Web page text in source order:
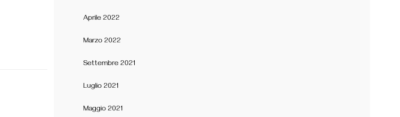
Aprile 2022
Marzo 2022
Settembre 2021
Luglio 2021
Maggio 2021